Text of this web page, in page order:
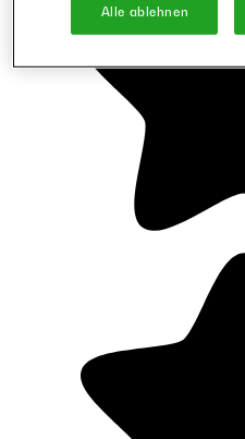
Alle ablehnen